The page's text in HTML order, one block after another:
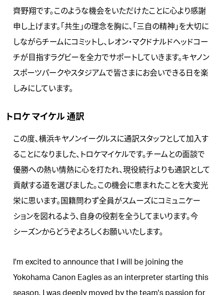
齊野翔です。このような機会をいただけたことに心より感謝
申し上げます。「共生」の理念を胸に、「三自の精神」を大切に
しながらチームにコミットし、レオン・マクドナルドヘッドコー
チが目指すラグビーを全力でサポートしていきます。キヤノン
スポーツパークやスタジアムで皆さまにお会いできる日を楽
しみにしています。
トロケ マイケル 通訳
この度、横浜キヤノンイーグルスに通訳スタッフとして加入す
ることになりました、トロケマイケルです。チームとの面談で
優勝への熱い情熱に心を打たれ、現役続行よりも通訳として
貢献する道を選びました。この機会に恵まれたことを大変光
栄に思います。国籍問わず全員がスムーズにコミュニケー
ションを図れるよう、自身の役割を全うしてまいります。今
シーズンからどうぞよろしくお願いいたします。
I'm excited to announce that I will be joining the
Yokohama Canon Eagles as an interpreter starting this
season. I was deeply moved by the team's passion for